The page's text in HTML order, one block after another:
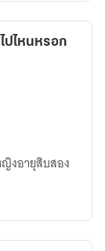
ปไหนหรอก
งอายุสิบสอง